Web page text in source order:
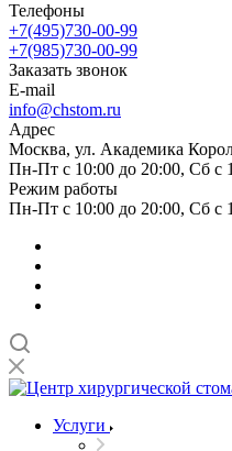
Телефоны
+7(495)730-00-99
+7(985)730-00-99
Заказать звонок
E-mail
info@chstom.ru
Адрес
Москва, ул. Академика
Пн-Пт с 10:00 до 20:00, Сб с
Режим работы
Пн-Пт с 10:00 до 20:00, Сб с
Услуги